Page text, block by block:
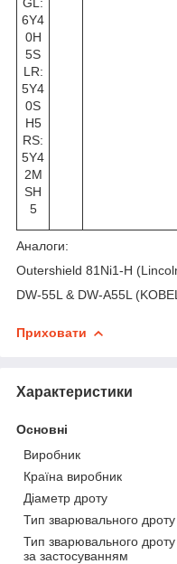
6Y4
0H
5S
LR:
5Y4
0S
H5
RS:
5Y4
2M
SH
5
Аналоги:
Outershield 81Ni1-H
DW-55L & DW-A55L
Приховати
Характеристики
Основні
Виробник
Країна виробник
Діаметр дроту
Тип зварювального дроту
Тип зварювального дроту
за застосуванням